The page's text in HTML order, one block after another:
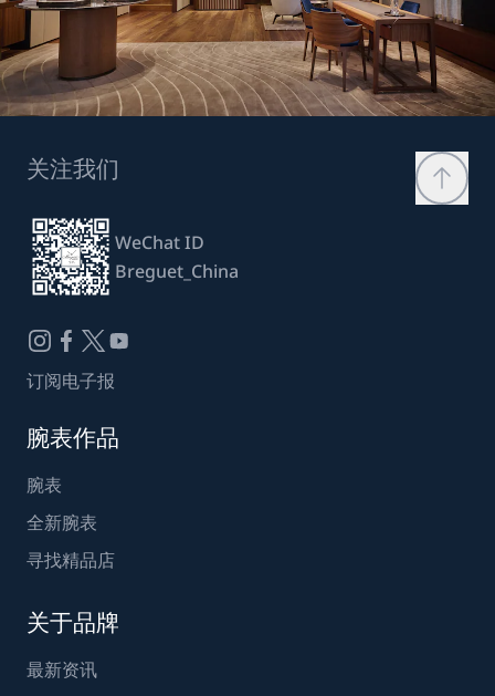
关注我们
WeChat ID
Breguet_China
订阅电子报
腕表作品
腕表
全新腕表
寻找精品店
关于品牌
最新资讯